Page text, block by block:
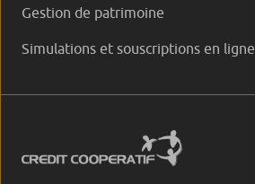
Gestion de patrimoine
Simulations et souscriptions en ligne